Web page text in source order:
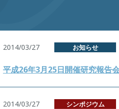
2014/03/27 お知らせ
平成26年3月25日開催研究報告
2014/03/27 シンポジウム